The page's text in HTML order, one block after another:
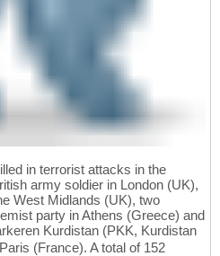
in terrorist attacks in the
army soldier in London (UK),
West Midlands (UK), two
party in Athens (Greece) and
Kurdistan (PKK, Kurdistan
(France). A total of 152